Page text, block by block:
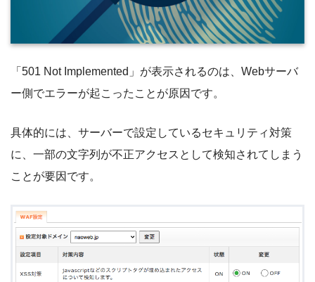
「501 Not Implemented」が表示されるのは、Webサーバ
ー側でエラーが起こったことが原因です。
具体的には、サーバーで設定しているセキュリティ対策
に、一部の文字列が不正アクセスとして検知されてしまう
ことが要因です。